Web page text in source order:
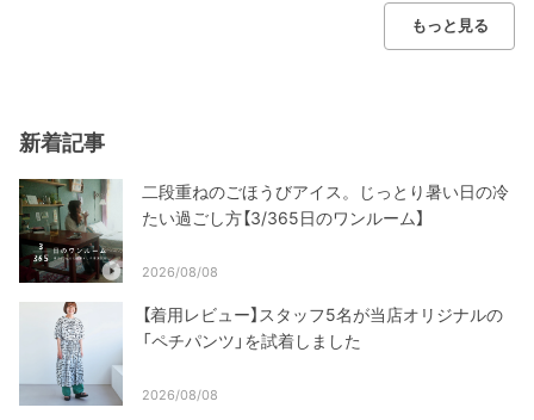
もっと見る
新着記事
二段重ねのごほうびアイス。じっとり暑い日の冷
たい過ごし方【3/365日のワンルーム】
2026/08/08
【着用レビュー】スタッフ5名が当店オリジナルの
「ペチパンツ」を試着しました
2026/08/08